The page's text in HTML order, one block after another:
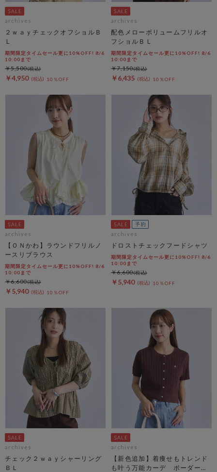
archives
２ｗａｙチェックオフショルＢ
Ｌ
期間限定タイムセール更に10%OFF! 8/6
10:00まで
￥4,950 10％OFF
￥5,500
archives
配色メローボリュームフリルオ
フショルＢＬ
期間限定タイムセール更に10%OFF! 8/6
10:00まで
￥6,435 10％OFF
￥7,150
archives
【ＯＮかわ】ラウンドフリルノ
ースリブラウス
期間限定タイムセール更に10%OFF! 8/6
10:00まで
￥5,940 10％OFF
￥6,600
archives
ドロストチェックフードシャツ
期間限定タイムセール更に10%OFF! 8/6
10:00まで
￥5,940 10％OFF
￥6,600
archives
チェック２ｗａｙシャーリング
ＢＬ
archives
【新色追加】着痩せもトレンド
も叶う万能カーデ ボーダーア